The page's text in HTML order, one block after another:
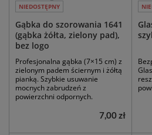
NIEDOSTĘPNY
Gąbka do szorowania 1641
(gąbka żółta, zielony pad),
bez logo
Profesjonalna gąbka (7×15 cm) z
zielonym padem ściernym i żółtą
pianką. Szybkie usuwanie
mocnych zabrudzeń z
powierzchni odpornych.
7,00 zł